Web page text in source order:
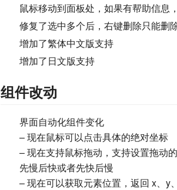
鼠标移动到面板处，如果有帮助信息
修复了选中多个后，右键删除只能删
增加了繁体中文版支持
增加了日文版支持
组件改动
界面自动化组件变化
– 现在鼠标可以点击具体的绝对坐标
– 现在支持鼠标拖动，支持设置拖动
先慢后快或者先快后慢
– 现在可以获取元素位置，返回 x、y